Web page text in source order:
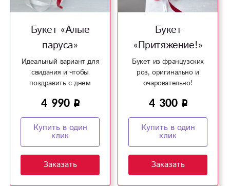
Букет «Алые
паруса»
Идеальный вариант для
свидания и чтобы
поздравить с днем
4 990
Купить в один
клик
Заказать
Букет
«Притяжение!»
Букет из французских
роз, оригинально и
очаровательно!
4 300
Купить в один
клик
Заказать